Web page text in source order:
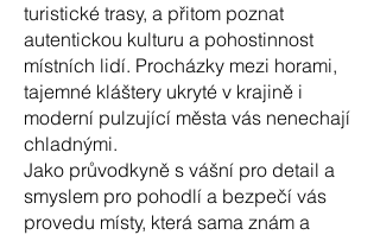
turistické trasy, a přitom poznat
autentickou kulturu a pohostinnost
místních lidí. Procházky mezi horami,
tajemné kláštery ukryté v krajině i
moderní pulzující města vás nenechají
chladnými.
Jako průvodkyně s vášní pro detail a
smyslem pro pohodlí a bezpečí vás
provedu místy, která sama znám a